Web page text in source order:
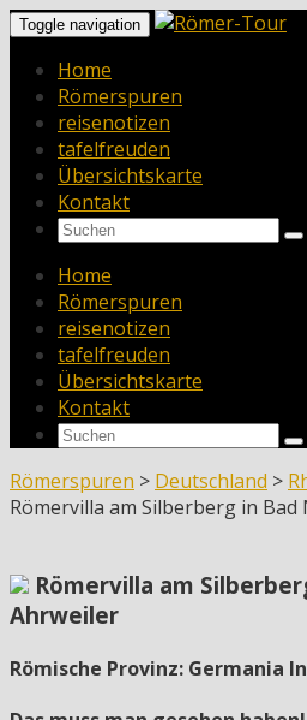
Toggle navigation
Home
Römerspuren
reisenotizen
tafelfreuden
Übersichtskarte
Kontakt
Home
Römerspuren
reisenotizen
tafelfreuden
Übersichtskarte
Kontakt
Römerspuren > Deutschland >
Römervilla am Silberberg in
Römervilla am
Ahrweiler
Römische Provinz: Germania